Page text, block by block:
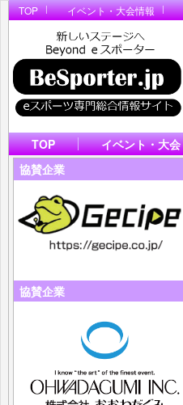
TOP イベント・大会情報
TOP イベント・大会
協賛企業
協賛企業